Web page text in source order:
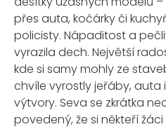
přes auta, kočárky či
policisty. Nápaditost a
vyrazila dech. Největší
kde si samy mohly ze
chvíle vyrostly jeřáby, auta
výtvory. Seva se zkrátka
povedený, že si někteří